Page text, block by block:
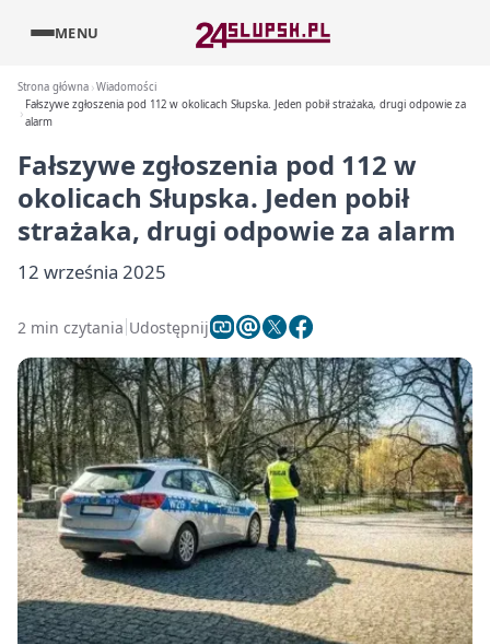
MENU
Strona główna Wiadomości
Fałszywe zgłoszenia pod 112 w okolicach Słupska. Jeden pobił strażaka, drugi odpowie za
alarm
Fałszywe zgłoszenia pod 112 w
okolicach Słupska. Jeden pobił
strażaka, drugi odpowie za alarm
12 września 2025
2 min czytania Udostępnij